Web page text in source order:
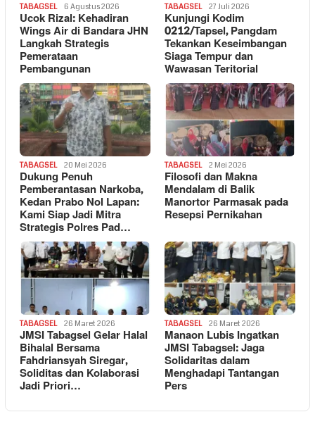
TABAGSEL 6 Agustus 2026
Ucok Rizal: Kehadiran
Wings Air di Bandara JHN
Langkah Strategis
Pemerataan
Pembangunan
TABAGSEL 27 Juli 2026
Kunjungi Kodim
0212/Tapsel, Pangdam
Tekankan Keseimbangan
Siaga Tempur dan
Wawasan Teritorial
TABAGSEL 20 Mei 2026
Dukung Penuh
Pemberantasan Narkoba,
Kedan Prabo Nol Lapan:
Kami Siap Jadi Mitra
Strategis Polres Pad…
TABAGSEL 2 Mei 2026
Filosofi dan Makna
Mendalam di Balik
Manortor Parmasak pada
Resepsi Pernikahan
TABAGSEL 26 Maret 2026
JMSI Tabagsel Gelar Halal
Bihalal Bersama
Fahdriansyah Siregar,
Soliditas dan Kolaborasi
Jadi Priori…
TABAGSEL 26 Maret 2026
Manaon Lubis Ingatkan
JMSI Tabagsel: Jaga
Solidaritas dalam
Menghadapi Tantangan
Pers